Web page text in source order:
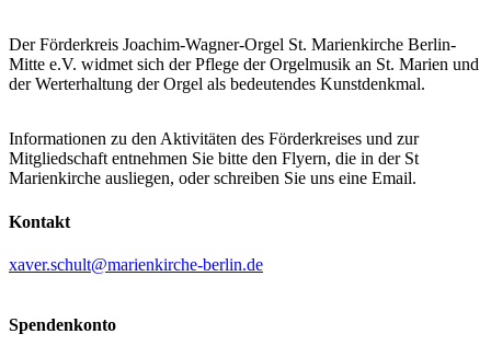
Der Förderkreis Joachim-Wagner-Orgel St. Marienkirche Berlin-
Mitte e.V. widmet sich der Pflege der Orgelmusik an St. Marien und
der Werterhaltung der Orgel als bedeutendes Kunstdenkmal.
Informationen zu den Aktivitäten des Förderkreises und zur
Mitgliedschaft entnehmen Sie bitte den Flyern, die in der St
Marienkirche ausliegen, oder schreiben Sie uns eine Email.
Kontakt
xaver.schult@marienkirche-berlin.de
Spendenkonto